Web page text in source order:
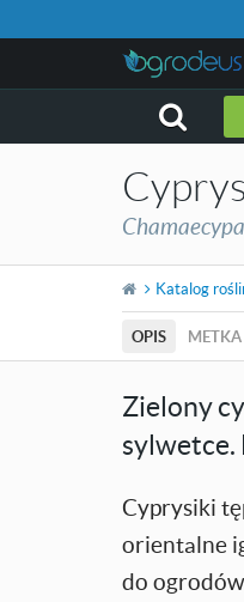
Katalog
OPIS METKA
Zielony
sylwetce.
Cyprysiki
orientalne
do